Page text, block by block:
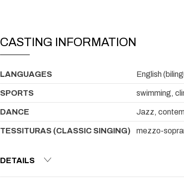
CASTING INFORMATION
LANGUAGES English
SPORTS swimming,
DANCE Jazz,
TESSITURAS (CLASSIC SINGING) mezzo-
DETAILS